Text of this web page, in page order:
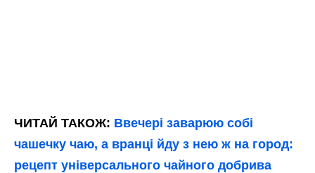
ЧИТАЙ ТАКОЖ: Ввечері заварюю собі
чашечку чаю, а вранці йду з нею ж на город:
рецепт універсального чайного добрива